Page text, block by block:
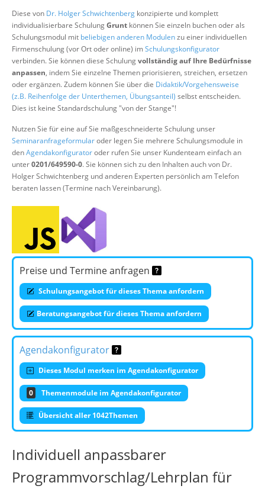
Suche
Diese von Dr. Holger Schwichtenberg konzipierte und komplett
individualisierbare SchulungGrunt können Sie einzeln buchen oder als
Schulungsmodul mit beliebigen anderen Modulenzu einer individuellen
Firmenschulung (vor Ort oder online) imSchulungskonfigurator
verbinden. Sie können diese Schulungvollständig auf Ihre Bedürfnisse
anpassen, indem Sie einzelne Themen priorisieren, streichen, ersetzen
oder ergänzen. Zudem können Sie über die Didaktik/Vorgehensweise
(z.B. Reihenfolge der Unterthemen, Übungsanteil) selbst entscheiden.
Dies ist keine Standardschulung "von der Stange"!
Nutzen Sie für eine auf Sie maßgeschneiderte Schulung unser
Seminaranfrageformularoder legen Sie mehrere Schulungsmodule in
denAgendakonfiguratoroder rufen Sie unser Kundenteam einfach an
unter0201/649590-0. Sie können sich zu den Inhalten auch von Dr.
Holger Schwichtenberg und anderen Experten persönlich am Telefon
beraten lassen (Termine nach Vereinbarung).
Preise und Termine anfragen
Schulungsangebot für dieses Thema anfordern
Beratungsangebot für dieses Thema anfordern
Agendakonfigurator
Dieses Modul merken im Agendakonfigurator
0 Themenmodule im Agendakonfigurator
Übersicht aller 1042Themen
Individuell anpassbarer
Programmvorschlag/Lehrplan für